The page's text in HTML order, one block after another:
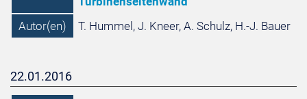
Autor(en)
T. Hummel, J. Kneer, A. Schulz, H.-J. Bauer
22.01.2016